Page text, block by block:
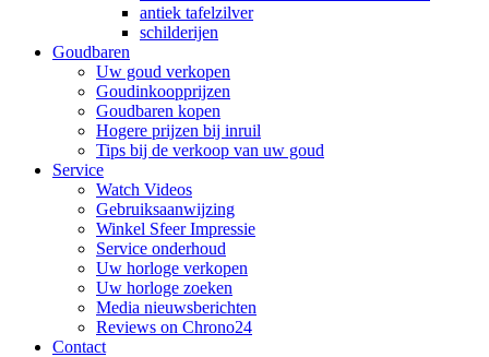
antiek tafelzilver
schilderijen
Goudbaren
Uw goud verkopen
Goudinkoopprijzen
Goudbaren kopen
Hogere prijzen bij inruil
Tips bij de verkoop van uw goud
Service
Watch Videos
Gebruiksaanwijzing
Winkel Sfeer Impressie
Service onderhoud
Uw horloge verkopen
Uw horloge zoeken
Media nieuwsberichten
Reviews on Chrono24
Contact